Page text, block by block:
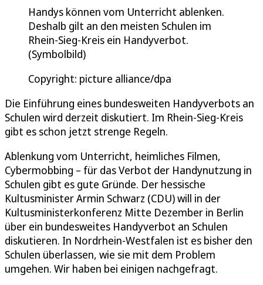
Handys können vom Unterricht ablenken.
Deshalb gilt an den meisten Schulen im
Rhein-Sieg-Kreis ein Handyverbot.
(Symbolbild)
Copyright: picture alliance/dpa
Die Einführung eines bundesweiten Handyverbots an
Schulen wird derzeit diskutiert. Im Rhein-Sieg-Kreis
gibt es schon jetzt strenge Regeln.
Ablenkung vom Unterricht, heimliches Filmen,
Cybermobbing – für das Verbot der Handynutzung in
Schulen gibt es gute Gründe. Der hessische
Kultusminister Armin Schwarz (CDU) will in der
Kultusministerkonferenz Mitte Dezember in Berlin
über ein bundesweites Handyverbot an Schulen
diskutieren. In Nordrhein-Westfalen ist es bisher den
Schulen überlassen, wie sie mit dem Problem
umgehen. Wir haben bei einigen nachgefragt.